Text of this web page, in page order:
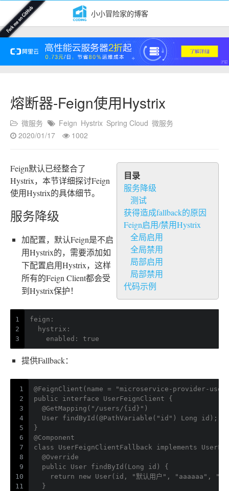
小小冒险家的博客
熔断器-Feign使用Hystrix
微服务 Feign Hystrix Spring Cloud 微服务
2020/01/17
1002
目录
服务降级
测试
获得造成fallback的原因
Feign启用/禁用Hystrix
全局启用
全局禁用
局部启用
局部禁用
代码示例
Feign默认已经整合了
Hystrix，本节详细探讨Feign
使用Hystrix的具体细节。
服务降级
加配置，默认Feign是不启
用Hystrix的，需要添加如
下配置启用Hystrix，这样
所有的Feign Client都会受
到Hystrix保护！
1
2
3
feign:
  hystrix:
    enabled: true
提供Fallback：
1
2
3
4
5
6
7
8
9
10
11
@FeignClient(name = "microservice-provider-
public interface UserFeignClient {
  @GetMapping("/users/{id}")
  User findById(@PathVariable("id") Long id);
}
@Component
class UserFeignClientFallback implements
  @Override
  public User findById(Long id) {
return new User(id, "默认用户", "aaaaaa",
  }